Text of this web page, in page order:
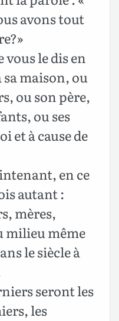
avons tout
vous le dis en
maison, ou
ou son père,
ou ses
et à cause de
en ce
autant :
mères,
milieu même
le siècle à
seront les
les